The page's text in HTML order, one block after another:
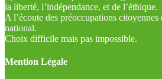
la liberté, l’indépendance, et de l’éthique.
A l’écoute des préoccupations citoyennes
national.
Choix difficile mais pas impossible.
Mention Légale